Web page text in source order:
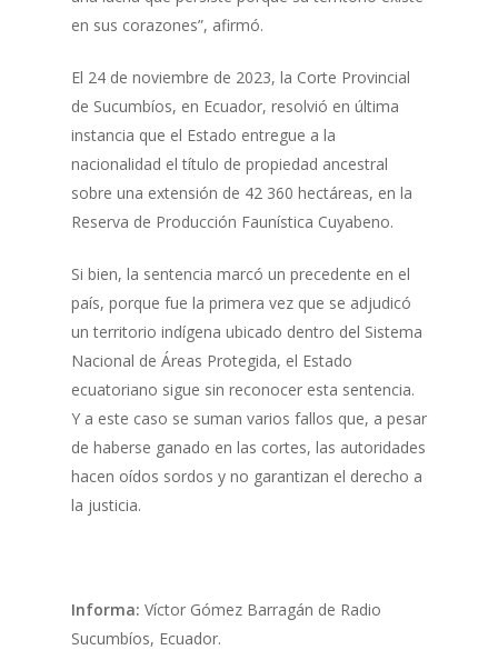
en sus corazones”, afirmó.
El 24 de noviembre de 2023, la Corte Provincial
de Sucumbíos, en Ecuador, resolvió en última
instancia que el Estado entregue a la
nacionalidad el título de propiedad ancestral
sobre una extensión de 42 360 hectáreas, en la
Reserva de Producción Faunística Cuyabeno.
Si bien, la sentencia marcó un precedente en el
país, porque fue la primera vez que se adjudicó
un territorio indígena ubicado dentro del Sistema
Nacional de Áreas Protegida, el Estado
ecuatoriano sigue sin reconocer esta sentencia.
Y a este caso se suman varios fallos que, a pesar
de haberse ganado en las cortes, las autoridades
hacen oídos sordos y no garantizan el derecho a
la justicia.
Informa: Víctor Gómez Barragán de Radio
Sucumbíos, Ecuador.